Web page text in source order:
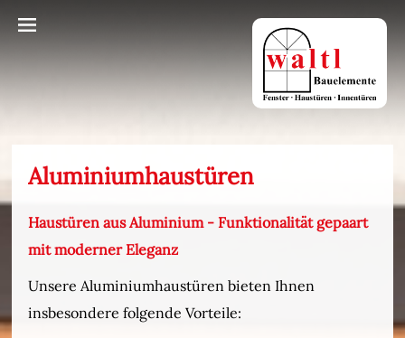
Aluminiumhaustüren
Haustüren aus Aluminium - Funktionalität gepaart
mit moderner Eleganz
Unsere Aluminiumhaustüren bieten Ihnen
insbesondere folgende Vorteile: